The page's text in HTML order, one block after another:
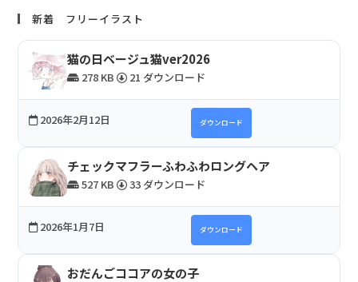
新着 フリーイラスト
猫の日ベージュ猫ver2026
278 KB 21 ダウンロード
2026年2月12日 ダウンロード
チェックマフラーふわふわロングヘア
527 KB 33 ダウンロード
2026年1月7日 ダウンロード
おだんごココアの女の子